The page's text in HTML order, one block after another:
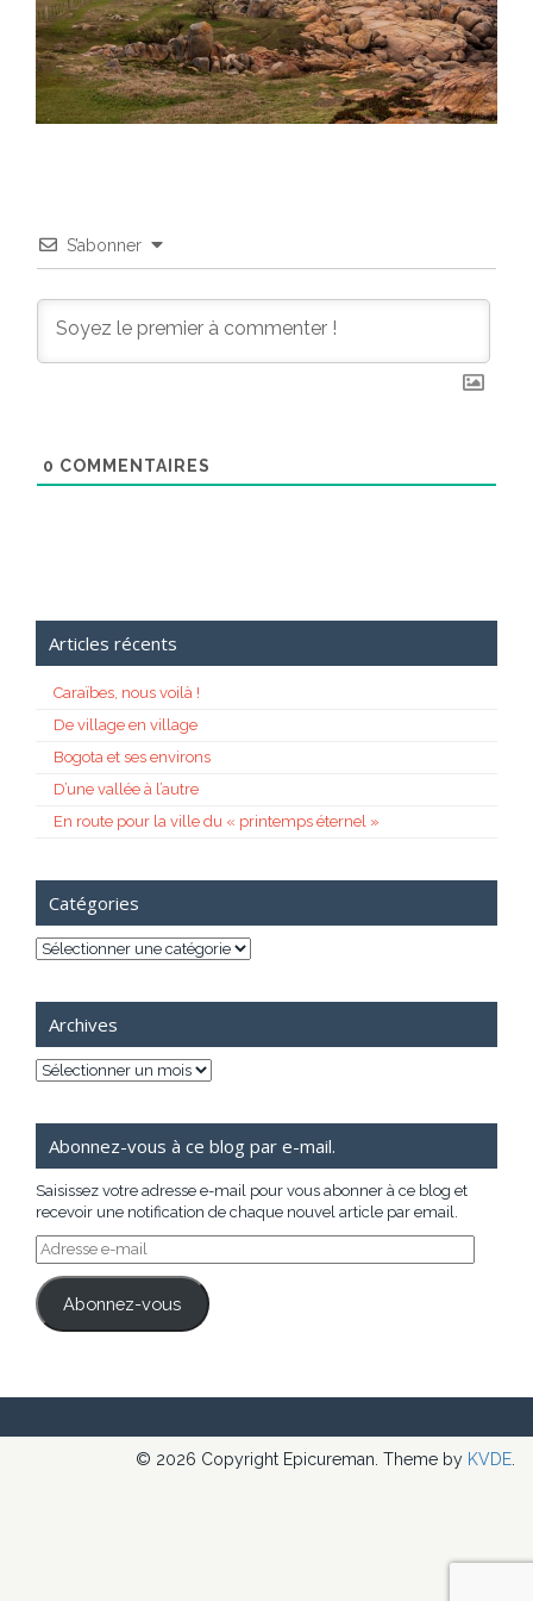
S’abonner
0 COMMENTAIRES
Articles récents
Caraïbes, nous voilà !
De village en village
Bogota et ses environs
D’une vallée à l’autre
En route pour la ville du « printemps éternel »
Catégories
Catégories
Archives
Archives
Abonnez-vous à ce blog par e-mail.
Saisissez votre adresse e-mail pour vous abonner à ce blog et
recevoir une notification de chaque nouvel article par email.
Adresse
e-
mail
Abonnez-vous
© 2026 Copyright Epicureman. Theme by KVDE.